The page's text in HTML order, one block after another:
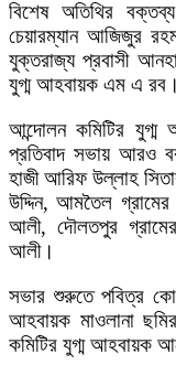
বিশেষ অতিথির
চেয়ারম্যান আজিজুর
যুক্তরাজ্য প্রবাসী
যুগ্ম আহবায়ক এম এ রব।
আন্দোলন কমিটির যুগ্ম
প্রতিবাদ সভায় আরও
হাজী আরিফ উল্লাহ
উদ্দিন, আমতৈল গ্রামের
আলী, দৌলতপুর
আলী।
সভার শুরুতে পবিত্র
আহবায়ক মাওলানা
কমিটির যুগ্ম আহবায়ক